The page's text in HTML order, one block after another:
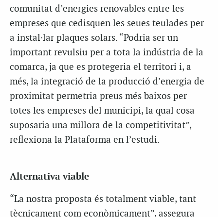
comunitat d’energies renovables entre les
empreses que cedisquen les seues teulades per
a instal·lar plaques solars. “Podria ser un
important revulsiu per a tota la indústria de la
comarca, ja que es protegeria el territori i, a
més, la integració de la producció d’energia de
proximitat permetria preus més baixos per
totes les empreses del municipi, la qual cosa
suposaria una millora de la competitivitat”,
reflexiona la Plataforma en l’estudi.
Alternativa viable
“La nostra proposta és totalment viable, tant
tècnicament com econòmicament”, assegura